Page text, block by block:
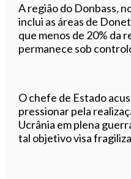
A região do Donbass,
inclui as áreas de
que menos de 20% da
permanece sob
O chefe de Estado
pressionar pela
Ucrânia em plena
tal objetivo visa